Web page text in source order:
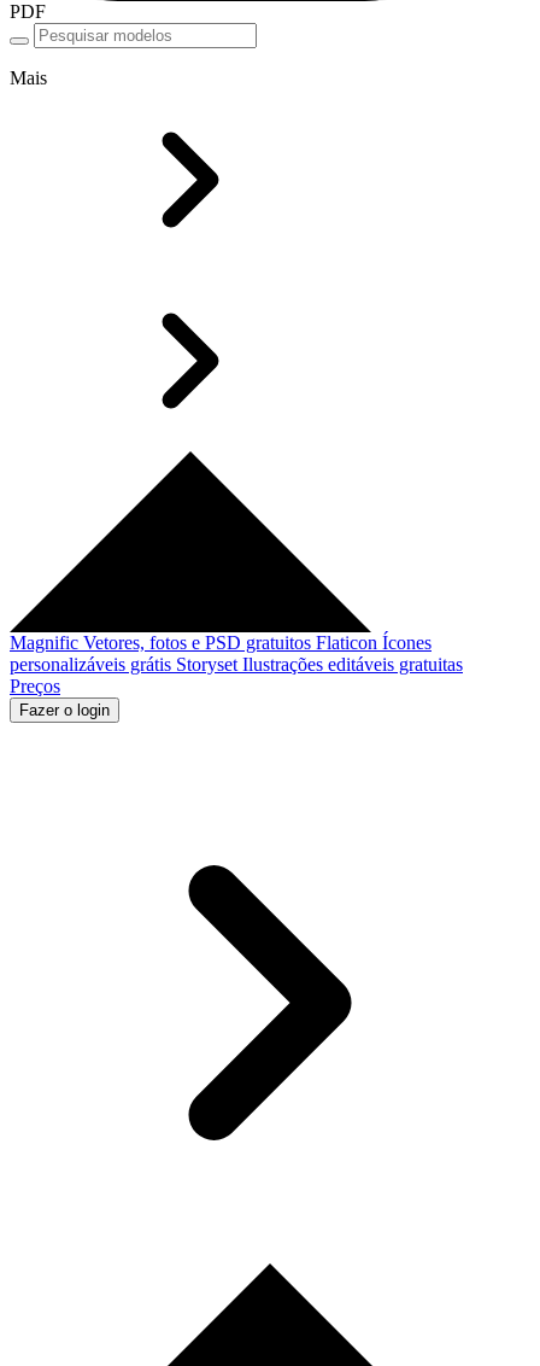
PDF
Mais
Magnific Vetores, fotos e PSD gratuitos Flaticon Ícones
personalizáveis grátis Storyset Ilustrações editáveis gratuitas
Preços
Fazer o login